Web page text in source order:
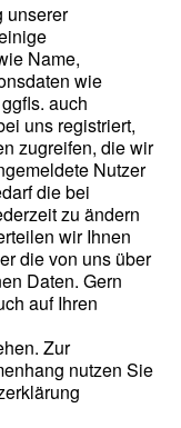
unserer
Name,
wie
auch
uns registriert,
zugreifen, die wir
Nutzer
die bei
zu ändern
wir Ihnen
die von uns über
Daten. Gern
auf Ihren
Zur
nutzen Sie